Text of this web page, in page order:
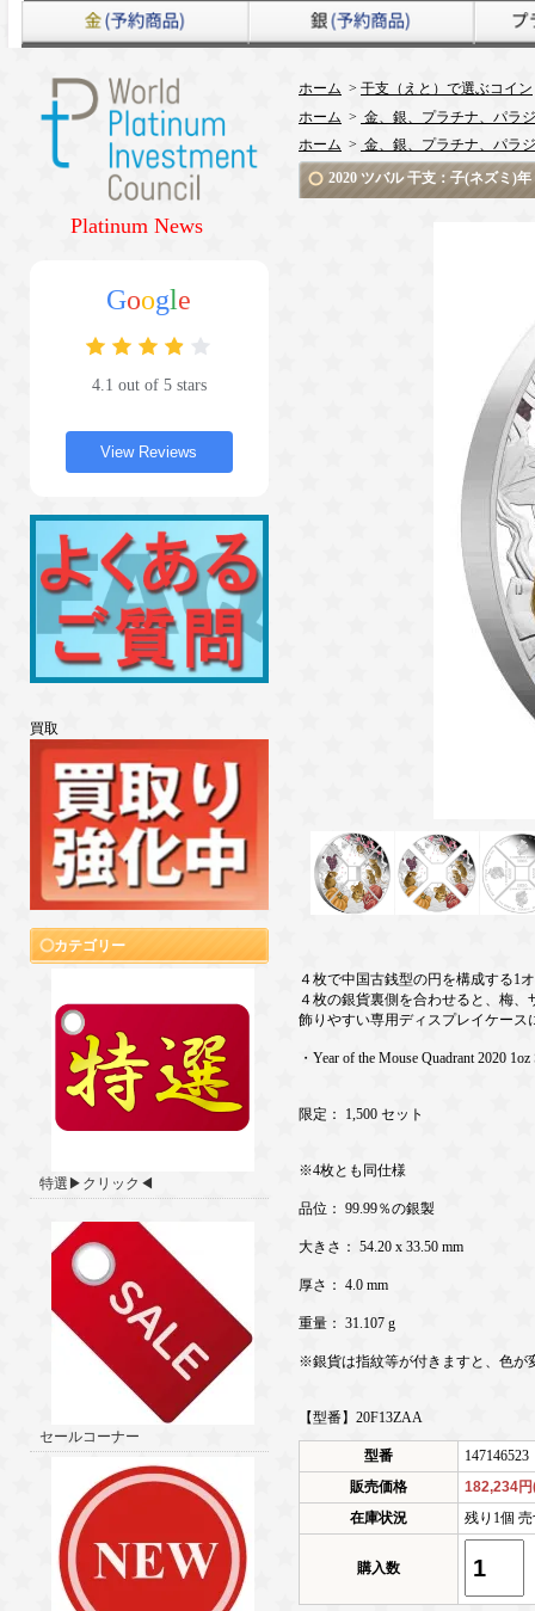
Platinum News
Google
4.1 out of 5 stars
View Reviews
買取
カテゴリー
特選▶クリック◀
セールコーナー
ホーム > 干支（えと）で選ぶコイン
ホーム > 金、銀、プラチナ、パラ
ホーム > 金、銀、プラチナ、パラ
2020 ツバル 干支：子(ネズミ)
４枚で中国古銭型の円を構成する1
４枚の銀貨裏側を合わせると、梅
飾りやすい専用ディスプレイケース
・Year of the Mouse Quadrant 2020
限定： 1,500 セット
※4枚とも同仕様
品位： 99.99％の銀製
大きさ： 54.20 x 33.50 mm
厚さ： 4.0 mm
重量： 31.107 g
※銀貨は指紋等が付きますと、色が
【型番】20F13ZAA
型番
147146523
販売価格
182,234
在庫状況
残り1個
購入数